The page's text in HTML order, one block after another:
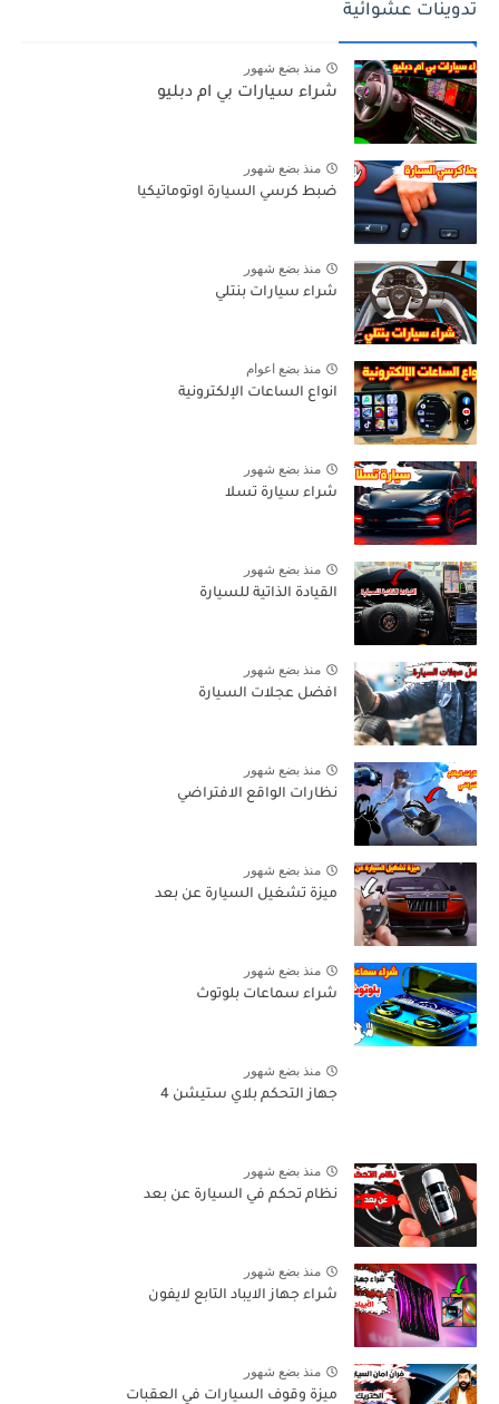
تدوينات عشوائية
منذ بضع شهور
شراء سيارات بي ام دبليو
منذ بضع شهور
ضبط كرسي السيارة اوتوماتيكيا
منذ بضع شهور
شراء سيارات بنتلي
منذ بضع اعوام
انواع الساعات الإلكترونية
منذ بضع شهور
شراء سيارة تسلا
منذ بضع شهور
القيادة الذاتية للسيارة
منذ بضع شهور
افضل عجلات السيارة
منذ بضع شهور
نظارات الواقع الافتراضي
منذ بضع شهور
ميزة تشغيل السيارة عن بعد
منذ بضع شهور
شراء سماعات بلوتوث
منذ بضع شهور
جهاز التحكم بلاي ستيشن 4
منذ بضع شهور
نظام تحكم في السيارة عن بعد
منذ بضع شهور
شراء جهاز الايباد التابع لايفون
منذ بضع شهور
ميزة وقوف السيارات في العقبات